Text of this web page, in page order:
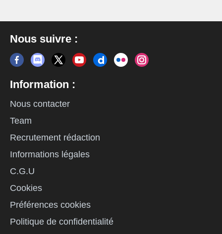
Nous suivre :
Information :
Nous contacter
Team
Recrutement rédaction
Informations légales
C.G.U
Cookies
Préférences cookies
Politique de confidentialité